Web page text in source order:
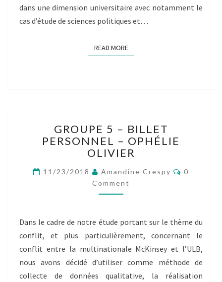
dans une dimension universitaire avec notamment le
cas d’étude de sciences politiques et…
READ MOREREAD MORE
5
BILLET
–
OPHÉLIE
OLIVIER
GROUPE 5 – BILLET
PERSONNEL – OPHÉLIE
OLIVIER
11/23/2018 Amandine Crespy
0
Comment
Dans le cadre de notre étude portant sur le thème du
conflit, et plus particulièrement, concernant le
conflit entre la multinationale McKinsey et l’ULB,
nous avons décidé d’utiliser comme méthode de
collecte de données qualitative, la réalisation